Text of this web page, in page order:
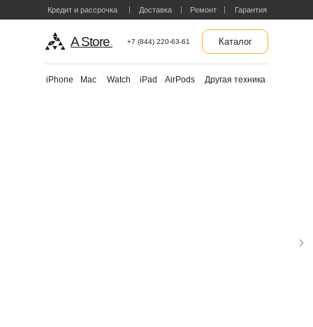
A Store. +7 (844) 220-63-61 Каталог
Гарантия
Ремонт
Доставка
Кредит и рассрочка
Другая техника
iPhone Watch iPad
Mac AirPods